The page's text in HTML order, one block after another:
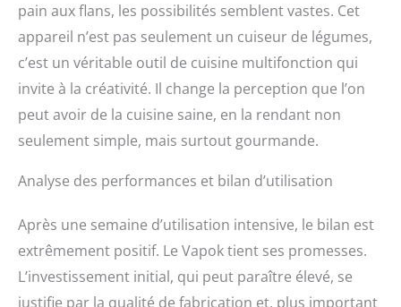
pain aux flans, les possibilités semblent vastes. Cet
appareil n’est pas seulement un cuiseur de légumes,
c’est un véritable outil de cuisine multifonction qui
invite à la créativité. Il change la perception que l’on
peut avoir de la cuisine saine, en la rendant non
seulement simple, mais surtout gourmande.
Analyse des performances et bilan d’utilisation
Après une semaine d’utilisation intensive, le bilan est
extrêmement positif. Le Vapok tient ses promesses.
L’investissement initial, qui peut paraître élevé, se
justifie par la qualité de fabrication et, plus important